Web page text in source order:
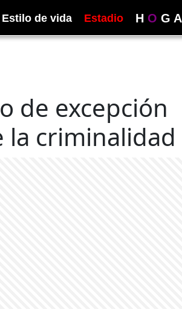
Estilo de vida Estadio H O G A
de excepción
criminalidad